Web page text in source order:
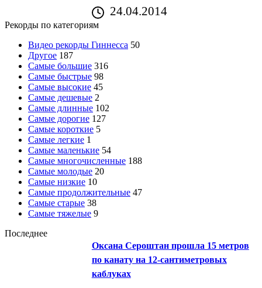
24.04.2014
Рекорды по категориям
Видео рекорды Гиннесса 50
Другое 187
Самые большие 316
Самые быстрые 98
Самые высокие 45
Самые дешевые 2
Самые длинные 102
Самые дорогие 127
Самые короткие 5
Самые легкие 1
Самые маленькие 54
Самые многочисленные 188
Самые молодые 20
Самые низкие 10
Самые продолжительные 47
Самые старые 38
Самые тяжелые 9
Последнее
Оксана Сероштан прошла 15 метров
по канату на 12-сантиметровых
каблуках